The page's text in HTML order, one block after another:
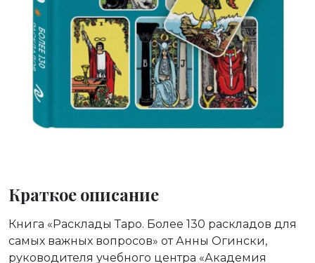
Краткое описание
Книга «Расклады Таро. Более 130 раскладов для
самых важных вопросов» от Анны Огински,
руководителя учебного центра «Академия